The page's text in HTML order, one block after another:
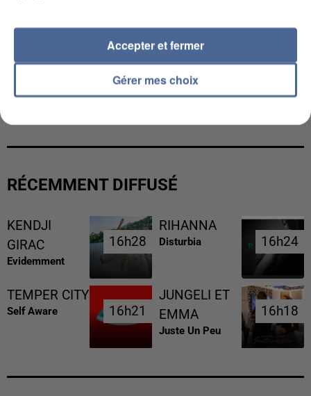
L’UN DES FONDATEURS SUPPOSÉS DE LA DZ
RÉCEMMENT DIFFUSÉ
KENDJI
GIRAC
Evidemment
16h28
16h28
RIHANNA
Disturbia 16h24
16h24
TEMPER CITY
Self Aware 16h21
16h21
JUNGELI ET
EMMA
Juste Un Peu
16h18
16h18
Gérer mes choix
Accepter et fermer